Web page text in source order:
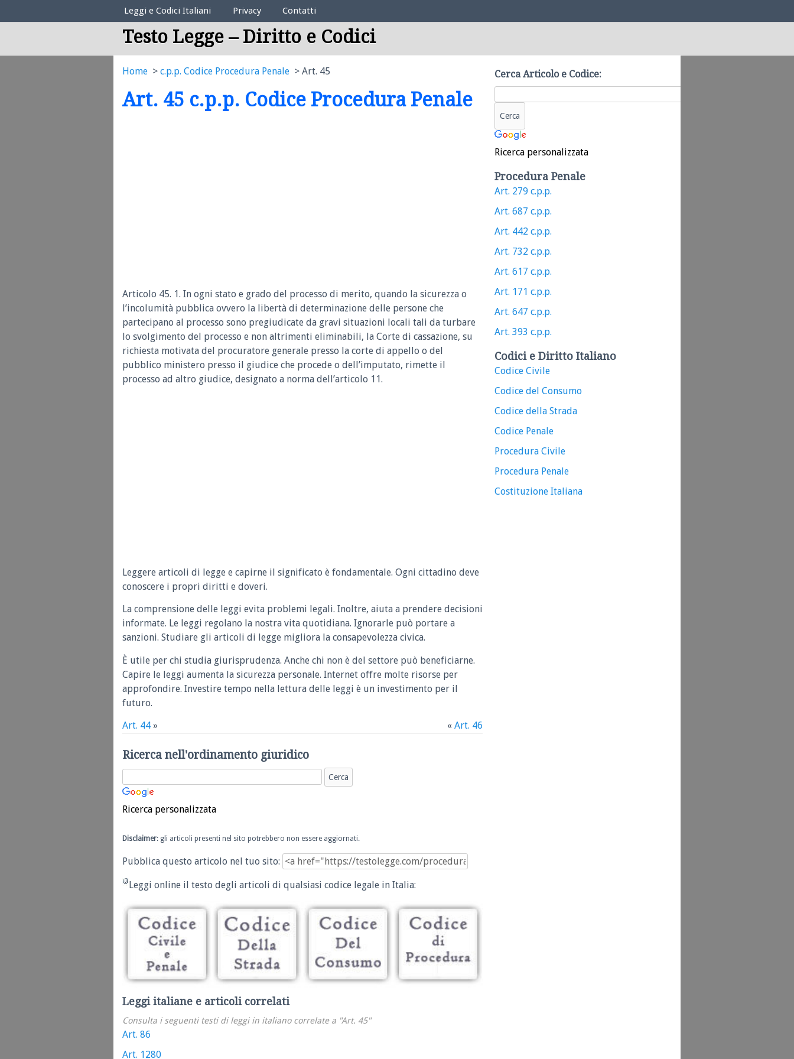
Elenco Codici Legali
Leggi e Codici Italiani Privacy Contatti
Testo Legge – Diritto e Codici
Home c.p.p. Codice Procedura Penale Art. 45
Art. 45 c.p.p. Codice Procedura Penale
Articolo 45. 1. In ogni stato e grado del processo di merito, quando la sicurezza o
l’incolumità pubblica ovvero la libertà di determinazione delle persone che
partecipano al processo sono pregiudicate da gravi situazioni locali tali da turbare
lo svolgimento del processo e non altrimenti eliminabili, la Corte di cassazione, su
richiesta motivata del procuratore generale presso la corte di appello o del
pubblico ministero presso il giudice che procede o dell’imputato, rimette il
processo ad altro giudice, designato a norma dell’articolo 11.
Leggere articoli di legge e capirne il significato è fondamentale. Ogni cittadino deve
conoscere i propri diritti e doveri.
La comprensione delle leggi evita problemi legali. Inoltre, aiuta a prendere decisioni
informate. Le leggi regolano la nostra vita quotidiana. Ignorarle può portare a
sanzioni. Studiare gli articoli di legge migliora la consapevolezza civica.
È utile per chi studia giurisprudenza. Anche chi non è del settore può beneficiarne.
Capire le leggi aumenta la sicurezza personale. Internet offre molte risorse per
approfondire. Investire tempo nella lettura delle leggi è un investimento per il
futuro.
Art. 44 » « Art. 46
Ricerca nell'ordinamento giuridico
Ricerca personalizzata
Disclaimer: gli articoli presenti nel sito potrebbero non essere aggiornati.
Pubblica questo articolo nel tuo sito:
Leggi online il testo degli articoli di qualsiasi codice legale in Italia:
Leggi italiane e articoli correlati
Consulta i seguenti testi di leggi in italiano correlate a "Art. 45"
Art. 86
Art. 1280
Cerca Articolo e Codice:
Ricerca personalizzata
Procedura Penale
Art. 279 c.p.p.
Art. 687 c.p.p.
Art. 442 c.p.p.
Art. 732 c.p.p.
Art. 617 c.p.p.
Art. 171 c.p.p.
Art. 647 c.p.p.
Art. 393 c.p.p.
Codici e Diritto Italiano
Codice Civile
Codice del Consumo
Codice della Strada
Codice Penale
Procedura Civile
Procedura Penale
Costituzione Italiana